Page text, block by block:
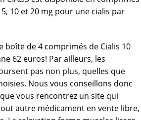
10 et 20 mg pour une cialis par
boîte de 4 comprimés de Cialis 10
62 euros! Par ailleurs, les
pas non plus, quelles que
Nous vous conseillons donc
vous rencontrez un site qui
autre médicament en vente libre,